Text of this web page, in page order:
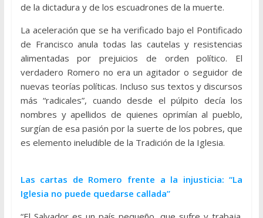
de la dictadura y de los escuadrones de la muerte.
La aceleración que se ha verificado bajo el Pontificado
de Francisco anula todas las cautelas y resistencias
alimentadas por prejuicios de orden político. El
verdadero Romero no era un agitador o seguidor de
nuevas teorías políticas. Incluso sus textos y discursos
más “radicales”, cuando desde el púlpito decía los
nombres y apellidos de quienes oprimían al pueblo,
surgían de esa pasión por la suerte de los pobres, que
es elemento ineludible de la Tradición de la Iglesia.
Las cartas de Romero frente a la injusticia: “La
Iglesia no puede quedarse callada”